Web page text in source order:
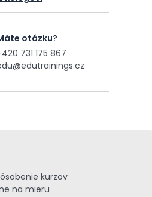
otázku?
731 175 867
kurzov
na mieru